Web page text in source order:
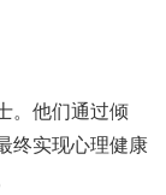
。他们通过倾
终实现心理健康